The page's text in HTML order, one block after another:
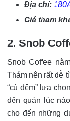
Địa chỉ:
Giá tham
2. Snob
Snob Coffee
Thám nên rất dễ
“cú đêm” lựa
đến quán lúc
cho đến những